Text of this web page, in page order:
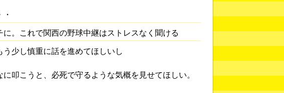
。これで関西の野球中継はストレスなく聞ける
少し慎重に話を進めてほしいし
叩こうと、必死で守るような気概を見せてほしい。